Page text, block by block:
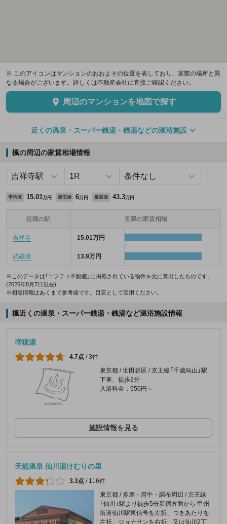
※ このアイコンはマンションのおおよその位置を表しており、実際の場所と異
なる場合がございます。詳しくは不動産会社に直接ご確認ください。
周辺のマンションを地図で探す
近くの温泉・スーパー銭湯・銭湯などの温浴施設
楓の周辺の家賃相場情報
平均値 15.01万円 最安値 6万円 最高値 43.3万円
近隣の駅 近隣の家賃相場
吉祥寺 15.01万円
武蔵境 13.9万円
※このデータは「ニフティ不動産」に掲載されている物件を元に算出したものです。
(2026年8月7日現在)
※相場情報はあくまで参考値です。目安として活用ください。
楓近くの温泉・スーパー銭湯・銭湯など温浴施設情報
増穂湯
4.7点 /3件
東京都 / 世田谷区 / 京王線「千歳烏山」駅
下車、徒歩2分
入浴料金：550円～
施設情報を見る
天然温泉 仙川湯けむりの里
3.3点 / 116件
東京都 / 多摩・府中・調布周辺 / 京王線
「仙川」駅より徒歩5分新宿方面から 甲州
街道仙川駅東信号を左折、つきあたりを
左折、ジョナサンを右折、又は仙川2丁